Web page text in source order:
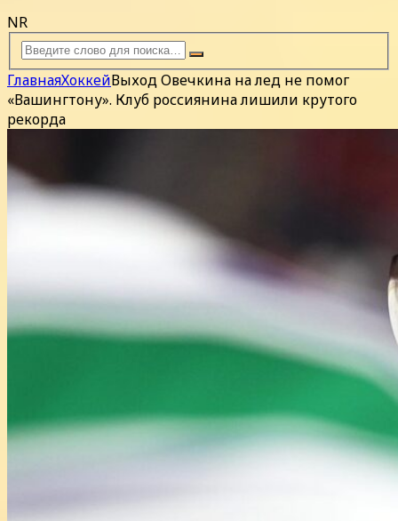
NR
ГлавнаяХоккейВыход Овечкина на лед не помог
«Вашингтону». Клуб россиянина лишили крутого
рекорда